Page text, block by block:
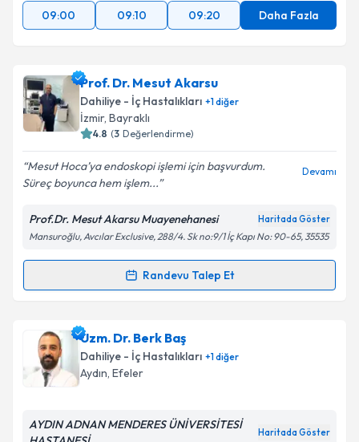
09:00
09:10 09:20 Daha Fazla
Prof. Dr. Mesut Akarsu
Dahiliye - İç Hastalıkları +1diğer
İzmir, Bayraklı
4.8 (3 Değerlendirme)
Mesut Hoca’ya endoskopi işlemi için başvurdum.
Süreç boyunca hem işlem...
Devamı
Prof.Dr. Mesut Akarsu Muayenehanesi Haritada Göster
Mansuroğlu, Avcılar Exclusive, 288/4. Sk no:9/1 İç Kapı No: 90-65, 35535
Randevu Talep Et
Randevu Takvimi Talebi
Prof. Dr. Mesut Akarsuiçin randevu takvimi talebi
oluşturun. Size bu uzmandan randevu almanız için bir
takvim hazırlandığında e-posta ile bilgilendireceğiz.
Uzm. Dr. Berk Baş
Dahiliye - İç Hastalıkları +1diğer
Aydın, Efeler
AYDIN ADNAN MENDERES ÜNİVERSİTESİ
Haritada Göster